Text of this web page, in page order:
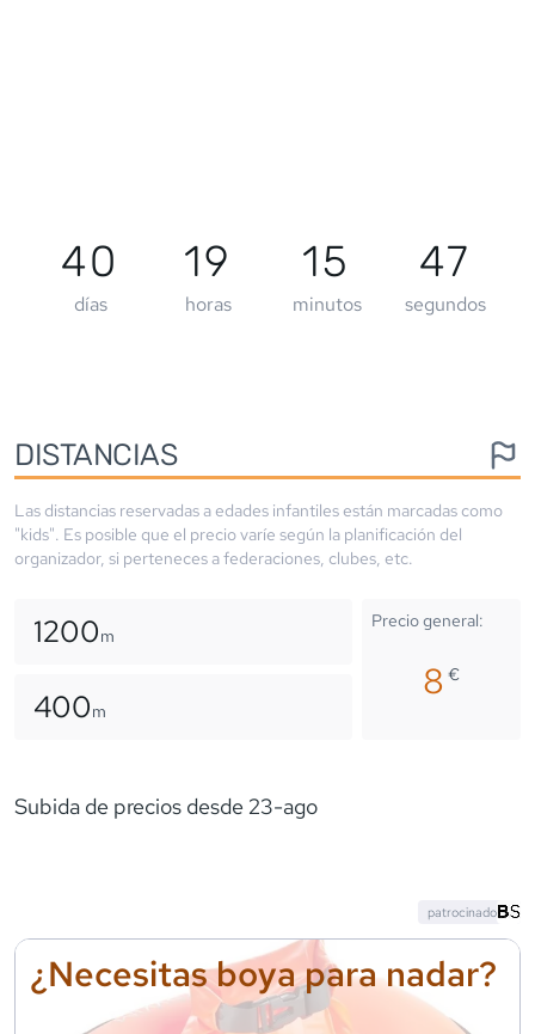
40
días
19
horas
15
minutos
47
segundos
DISTANCIAS
Las distancias reservadas a edades infantiles están marcadas como
"kids". Es posible que el precio varíe según la planificación del
organizador, si perteneces a federaciones, clubes, etc.
1200m
400m
Precio general:
8€
Subida de precios desde 23-ago
¿Necesitas boya para nadar?
patrocinado